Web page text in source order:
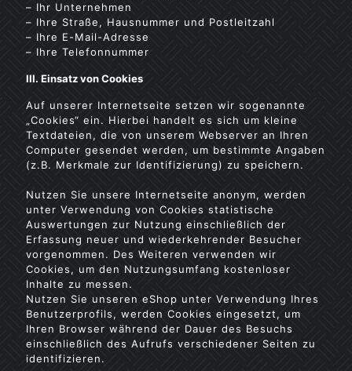
– Ihr Unternehmen
– Ihre Straße, Hausnummer und Postleitzahl
– Ihre E-Mail-Adresse
– Ihre Telefonnummer
III. Einsatz von Cookies
Auf unserer Internetseite setzen wir sogenannte
„Cookies“ ein. Hierbei handelt es sich um kleine
Textdateien, die von unserem Webserver an Ihren
Computer gesendet werden, um bestimmte Angaben
(z.B. Merkmale zur Identifizierung) zu speichern.
Nutzen Sie unsere Internetseite anonym, werden
unter Verwendung von Cookies statistische
Auswertungen zur Nutzung einschließlich der
Erfassung neuer und wiederkehrender Besucher
vorgenommen. Des Weiteren verwenden wir
Cookies, um den Nutzungsumfang kostenloser
Inhalte zu messen.
Nutzen Sie unseren eShop unter Verwendung Ihres
Benutzerprofils, werden Cookies eingesetzt, um
Ihren Browser während der Dauer des Besuchs
einschließlich des Aufrufs verschiedener Seiten zu
identifizieren.